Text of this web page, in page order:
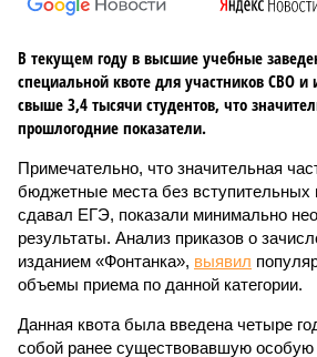
В текущем году в высшие учебные
специальной квоте для участников СВО и
свыше 3,4 тысячи студентов, что
прошлогодние показатели.
Примечательно, что значительная
бюджетные места без вступительных
сдавал ЕГЭ, показали минимально
результаты. Анализ приказов о
изданием «Фонтанка», выявил
объемы приема по данной категории.
Данная квота была введена четыре
собой ранее существовавшую особую